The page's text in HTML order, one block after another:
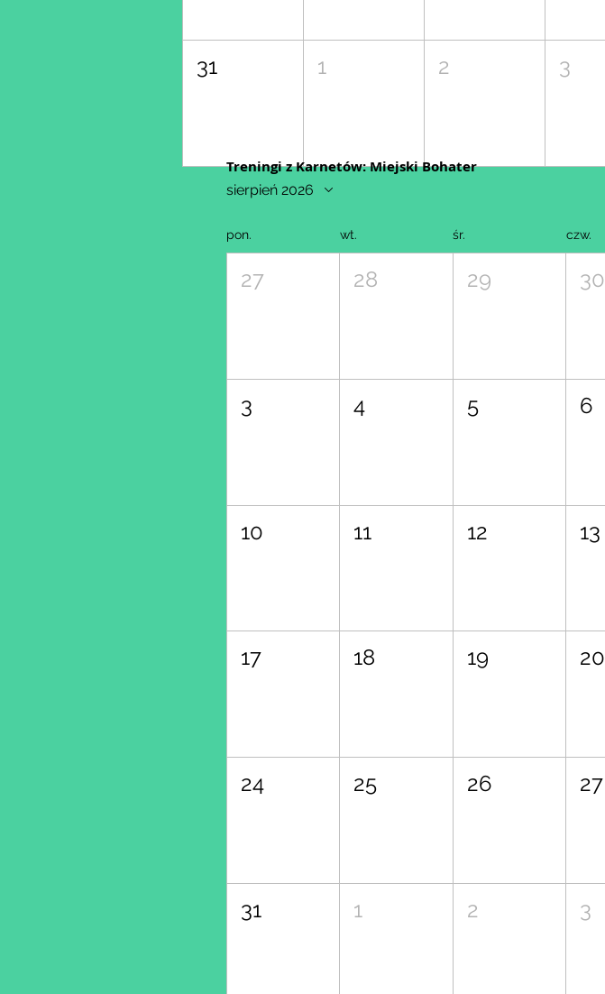
31 1 2 3
Treningi z Karnetów: Miejski Bohater
sierpień 2026
pon. wt. śr. czw.
27 28 29 30
3 4 5 6
10 11 12 13
17 18 19 20
24 25 26 27
31 1 2 3